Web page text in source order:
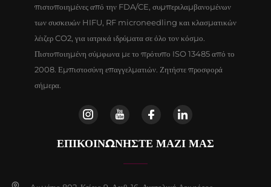
πιστοποιημένες από την FDA/CE, συμπεριλαμβανομένων
των συσκευών HIFU, RF microneedling και κλασματικών
λέιζερ CO2, για ιατρικά ιδρύματα σε όλο τον κόσμο.
Πιστοποιημένη σύμφωνα με το πρότυπο ISO 13485 από το
2008. Εμπιστοσύνη επαγγελματιών. Ζητήστε προσφορά
σήμερα.
ΕΠΙΚΟΙΝΩΝΗΣΤΕ ΜΑΖΙ ΜΑΣ